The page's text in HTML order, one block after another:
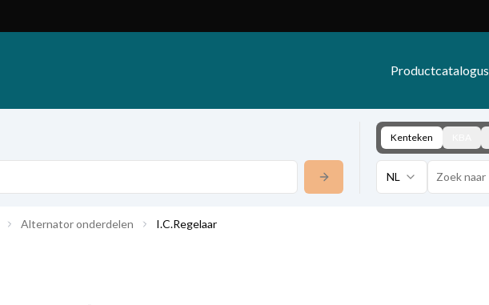
Productcatalogus
Kenteken
NL
Alternator onderdelen I.C.Regelaar